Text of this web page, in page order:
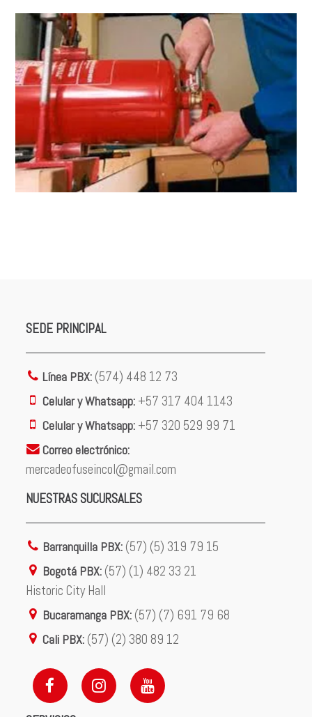
SEDE PRINCIPAL
Línea PBX: (574) 448 12 73
Celular y Whatsapp: +57 317 404 1143
Celular y Whatsapp: +57 320 529 99 71
Correo electrónico:
mercadeofuseincol@gmail.com
NUESTRAS SUCURSALES
Barranquilla PBX: (57) (5) 319 79 15
Bogotá PBX: (57) (1) 482 33 21
Historic City Hall
Bucaramanga PBX: (57) (7) 691 79 68
Cali PBX: (57) (2) 380 89 12